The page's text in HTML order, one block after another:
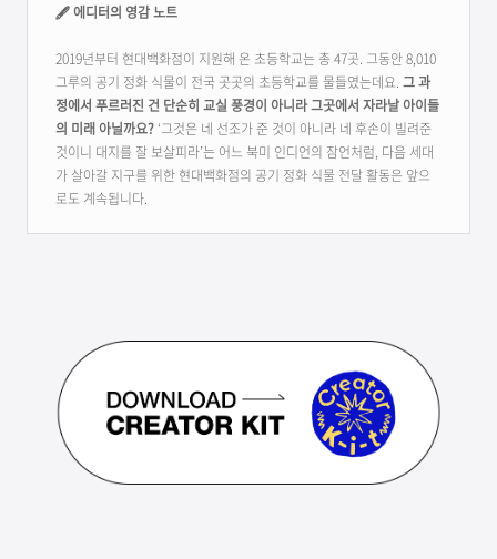
🖋 에디터의 영감 노트
2019년부터 현대백화점이 지원해 온 초등학교는 총 47곳. 그동안 8,010
그루의 공기 정화 식물이 전국 곳곳의 초등학교를 물들였는데요. 그 과
정에서 푸르러진 건 단순히 교실 풍경이 아니라 그곳에서 자라날 아이들
의 미래 아닐까요? ‘그것은 네 선조가 준 것이 아니라 네 후손이 빌려준
것이니 대지를 잘 보살피라’는 어느 북미 인디언의 잠언처럼, 다음 세대
가 살아갈 지구를 위한 현대백화점의 공기 정화 식물 전달 활동은 앞으
로도 계속됩니다.